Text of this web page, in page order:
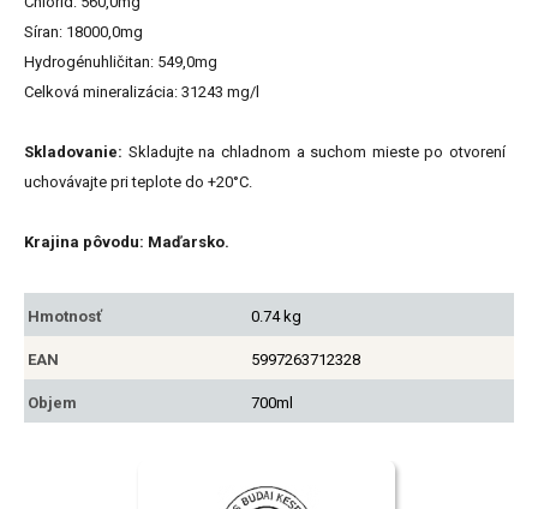
Síran: 18000,0mg
Hydrogénuhličitan: 549,0mg
Celková mineralizácia: 31243 mg/l
Skladovanie: Skladujte na chladnom a suchom mieste po otvorení
uchovávajte pri teplote do +20°C.
Krajina pôvodu: Maďarsko.
Hmotnosť 0.74 kg
EAN 5997263712328
Objem 700ml